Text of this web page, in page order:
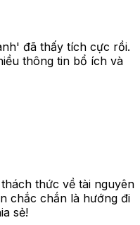
đã thấy tích cực rồi.
thông tin bổ ích và
thức về tài nguyên
chắc chắn là hướng đi
sẻ!